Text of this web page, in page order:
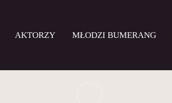
AKTORZY MŁODZI BUMERANG